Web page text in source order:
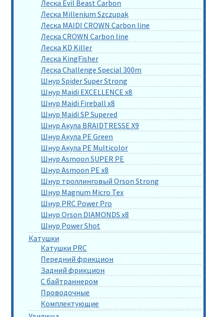
Леска Evil Beast Carbon
Леска Millenium Szczupak
Леска MAIDI CROWN Carbon line
Леска CROWN Carbon line
Леска KD Killer
Леска KingFisher
Леска Challenge Special 300m
Шнур Spider Super Strong
Шнур Maidi EXCELLENCE x8
Шнур Maidi Fireball x8
Шнур Maidi SP Supered
Шнур Акула BRAIDTRESSE X9
Шнур Акула PE Green
Шнур Акула PE Multicolor
Шнур Asmoon SUPER PE
Шнур Asmoon PE x8
Шнур троллинговый Orson Strong
Шнур Magnum Micro Tex
Шнур PRC Power Pro
Шнур Orson DIAMONDS x8
Шнур Power Shot
Катушки
Катушки PRC
Передний фрикцион
Задний фрикцион
С байтраннером
Проводочные
Комплектующие